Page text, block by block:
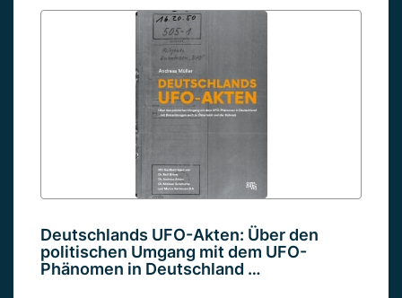
Deutschlands UFO-Akten: Über den
politischen Umgang mit dem UFO-
Phänomen in Deutschland …